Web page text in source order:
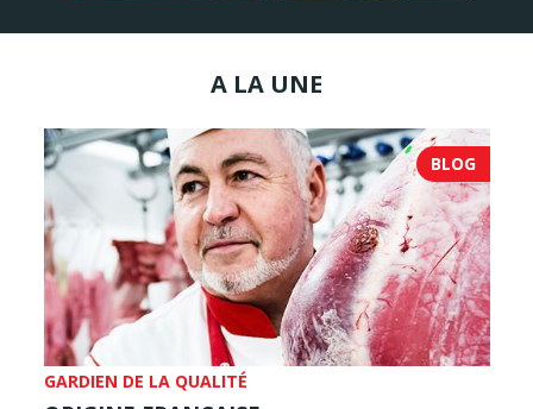
A LA UNE
BLOG
GARDIEN DE LA QUALITÉ